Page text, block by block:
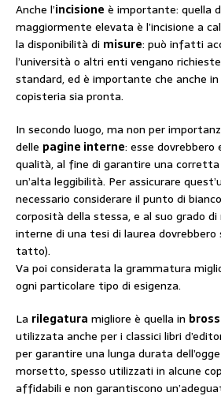
Anche l’incisione è importante: quella
maggiormente elevata è l’incisione a
la disponibilità di misure: può infatti
l’università o altri enti vengano
standard, ed è importante che anche
copisteria sia pronta.
In secondo luogo, ma non per
delle pagine interne: esse dovrebbero
qualità, al fine di garantire una corretta
un’alta leggibilità. Per assicurare
necessario considerare il punto di
corposità della stessa, e al suo grado
interne di una tesi di laurea dovrebbero
tatto).
Va poi considerata la grammatura
ogni particolare tipo di esigenza.
La rilegatura migliore è quella in
utilizzata anche per i classici libri
per garantire una lunga durata
morsetto, spesso utilizzati in alcune
affidabili e non garantiscono